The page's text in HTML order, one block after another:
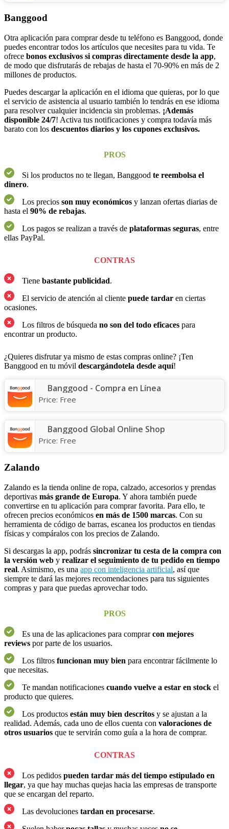
Banggood
Otra aplicación para comprar desde tu teléfono es Banggood, donde
puedes encontrar todos los artículos que necesites para tu vida. Te
ofrece bonos exclusivos si compras directamente desde la app,
de modo que disfrutarás de rebajas de hasta el 70-90% en más de 2
millones de productos.
Puedes descargar la aplicación en el idioma que quieras, por lo que
el servicio de asistencia al usuario también lo tendrás en ese idioma
para resolver cualquier incidencia sin problemas. ¡Además
disponible 24/7! Activa tus notificaciones y compra todavía más
barato con los descuentos diarios y los cupones exclusivos.
PROS
Si los productos no te llegan, Banggood te reembolsa el
dinero.
Los precios son muy económicos y lanzan ofertas diarias de
hasta el 90% de rebajas.
Los pagos se realizan a través de plataformas seguras, entre
ellas PayPal.
CONTRAS
Tiene bastante publicidad.
El servicio de atención al cliente puede tardar en ciertas
ocasiones.
Los filtros de búsqueda no son del todo eficaces para
encontrar un producto.
¿Quieres disfrutar ya mismo de estas compras online? ¡Ten
Banggood en tu móvil descargándotela desde aquí!
Banggood - Compra en Línea
Price: Free
Banggood Global Online Shop
Price: Free
Zalando
Zalando es la tienda online de ropa, calzado, accesorios y prendas
deportivas más grande de Europa. Y ahora también puede
convertirse en tu aplicación para comprar favorita. Para ello, te
ofrecen precios económicos en más de 1500 marcas. Con su
herramienta de código de barras, escanea los productos en tiendas
físicas y compáralos con los precios de Zalando.
Si descargas la app, podrás sincronizar tu cesta de la compra con
la versión web y realizar el seguimiento de tu pedido en tiempo
real. Asimismo, es una app con inteligencia artificial, así que
siempre te dará las mejores recomendaciones para tus siguientes
compras y para que puedas aprovechar todo.
PROS
Es una de las aplicaciones para comprarcon mejores
reviews por parte de los usuarios.
Los filtros funcionan muy bien para encontrar fácilmente lo
que necesitas.
Te mandan notificaciones cuando vuelve a estar en stock el
producto que quieres.
Los productos están muy bien descritos y se ajustan a la
realidad. Además, cada uno de ellos cuenta con valoraciones de
otros usuarios que te servirán como guía a la hora de comprar.
CONTRAS
Los pedidos pueden tardar más del tiempo estipulado en
llegar, ya que hay muchas quejas hacia las empresas de transporte
que se encargan del reparto.
Las devoluciones tardan en procesarse.